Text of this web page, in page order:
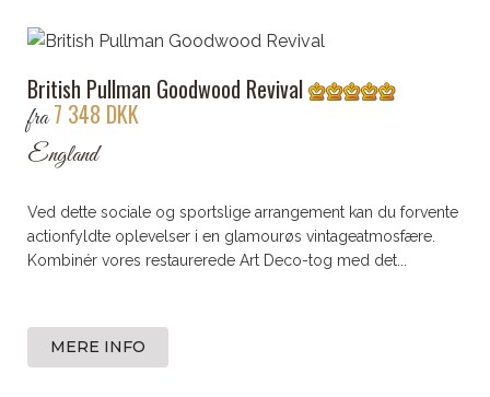
British Pullman Goodwood Revival
fra7 348 DKK
England
Ved dette sociale og sportslige arrangement kan du forvente
actionfyldte oplevelser i en glamourøs vintageatmosfære.
Kombinér vores restaurerede Art Deco-tog med det...
MERE INFO